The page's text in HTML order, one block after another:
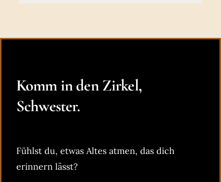
Komm in den Zirkel,
Schwester.
Fühlst du, etwas Altes atmen, das dich
erinnern lässt?